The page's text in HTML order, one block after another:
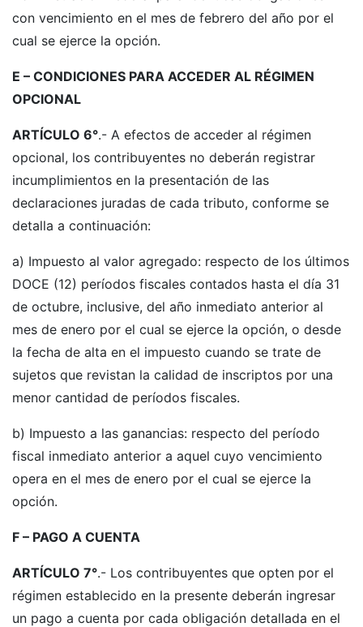
con vencimiento en el mes de febrero del año por el
cual se ejerce la opción.
E – CONDICIONES PARA ACCEDER AL RÉGIMEN
OPCIONAL
ARTÍCULO 6°.- A efectos de acceder al régimen
opcional, los contribuyentes no deberán registrar
incumplimientos en la presentación de las
declaraciones juradas de cada tributo, conforme se
detalla a continuación:
a) Impuesto al valor agregado: respecto de los últimos
DOCE (12) períodos fiscales contados hasta el día 31
de octubre, inclusive, del año inmediato anterior al
mes de enero por el cual se ejerce la opción, o desde
la fecha de alta en el impuesto cuando se trate de
sujetos que revistan la calidad de inscriptos por una
menor cantidad de períodos fiscales.
b) Impuesto a las ganancias: respecto del período
fiscal inmediato anterior a aquel cuyo vencimiento
opera en el mes de enero por el cual se ejerce la
opción.
F – PAGO A CUENTA
ARTÍCULO 7°.- Los contribuyentes que opten por el
régimen establecido en la presente deberán ingresar
un pago a cuenta por cada obligación detallada en el